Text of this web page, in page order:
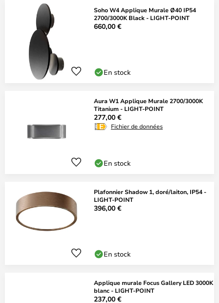
Soho W4 Applique Murale Ø40 IP54
2700/3000K Black - LIGHT-POINT
660,00 €
En stock
Aura W1 Applique Murale 2700/3000K
Titanium - LIGHT-POINT
277,00 €
Fichier de données
En stock
Plafonnier Shadow 1, doré/laiton, IP54 -
LIGHT-POINT
396,00 €
En stock
Applique murale Focus Gallery LED 3000K
blanc - LIGHT-POINT
237,00 €